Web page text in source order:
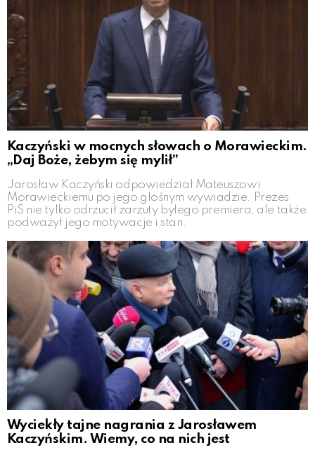
Kaczyński w mocnych słowach o Morawieckim.
„Daj Boże, żebym się mylił”
Jarosław Kaczyński odpowiedział Mateuszowi
Morawieckiemu po jego głośnym wywiadzie. Prezes
PiS nie tylko odrzucił zarzuty byłego premiera, ale także
podważył jego motywacje i stan.
Wyciekły tajne nagrania z Jarosławem
Kaczyńskim. Wiemy, co na nich jest